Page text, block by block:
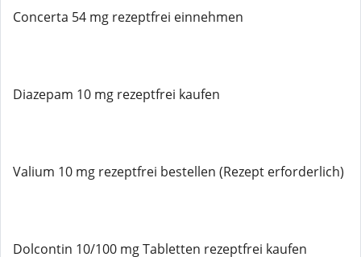
Concerta 54 mg rezeptfrei einnehmen
Diazepam 10 mg rezeptfrei kaufen
Valium 10 mg rezeptfrei bestellen (Rezept erforderlich)
Dolcontin 10/100 mg Tabletten rezeptfrei kaufen